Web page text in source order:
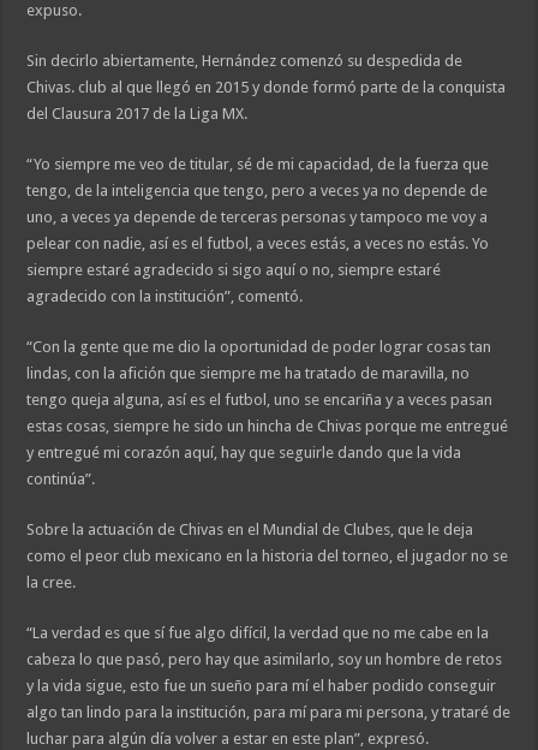
expuso.
Sin decirlo abiertamente, Hernández comenzó su despedida de
Chivas. club al que llegó en 2015 y donde formó parte de la conquista
del Clausura 2017 de la Liga MX.
“Yo siempre me veo de titular, sé de mi capacidad, de la fuerza que
tengo, de la inteligencia que tengo, pero a veces ya no depende de
uno, a veces ya depende de terceras personas y tampoco me voy a
pelear con nadie, así es el futbol, a veces estás, a veces no estás. Yo
siempre estaré agradecido si sigo aquí o no, siempre estaré
agradecido con la institución”, comentó.
“Con la gente que me dio la oportunidad de poder lograr cosas tan
lindas, con la afición que siempre me ha tratado de maravilla, no
tengo queja alguna, así es el futbol, uno se encariña y a veces pasan
estas cosas, siempre he sido un hincha de Chivas porque me entregué
y entregué mi corazón aquí, hay que seguirle dando que la vida
continúa”.
Sobre la actuación de Chivas en el Mundial de Clubes, que le deja
como el peor club mexicano en la historia del torneo, el jugador no se
la cree.
“La verdad es que sí fue algo difícil, la verdad que no me cabe en la
cabeza lo que pasó, pero hay que asimilarlo, soy un hombre de retos
y la vida sigue, esto fue un sueño para mí el haber podido conseguir
algo tan lindo para la institución, para mí para mi persona, y trataré de
luchar para algún día volver a estar en este plan”, expresó.